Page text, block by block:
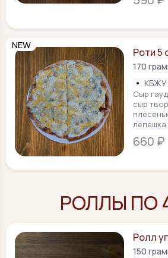
NEW
Роти 5
170
• КБЖУ
Сыр
сыр
лепешка
660 ₽
РОЛЛЫ ПО
Ролл
150